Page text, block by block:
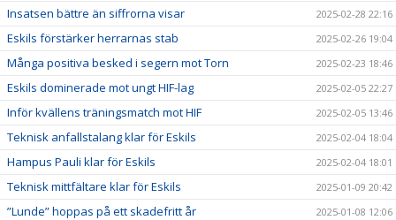
Insatsen bättre än siffrorna visar 2025-02-28 22:16
Eskils förstärker herrarnas stab 2025-02-26 19:04
Många positiva besked i segern mot Torn 2025-02-23 18:46
Eskils dominerade mot ungt HIF-lag 2025-02-05 22:27
Inför kvällens träningsmatch mot HIF 2025-02-05 13:46
Teknisk anfallstalang klar för Eskils 2025-02-04 18:04
Hampus Pauli klar för Eskils 2025-02-04 18:01
Teknisk mittfältare klar för Eskils 2025-01-09 20:42
”Lunde” hoppas på ett skadefritt år 2025-01-08 12:06